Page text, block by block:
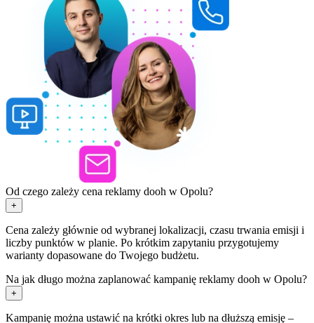
Od czego zależy cena reklamy dooh w Opolu?
+
Cena zależy głównie od wybranej lokalizacji, czasu trwania emisji i
liczby punktów w planie. Po krótkim zapytaniu przygotujemy
warianty dopasowane do Twojego budżetu.
Na jak długo można zaplanować kampanię reklamy dooh w Opolu?
+
Kampanię można ustawić na krótki okres lub na dłuższą emisję –